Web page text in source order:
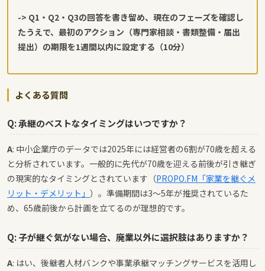
-> Q1・Q2・Q3の回答を書き留め、現在のフェーズを確認し
たうえで、最初のアクション（専門家相談・書類整備・届出
提出）の期限を1週間以内に設定する（10分）
よくある質問
Q: 承継のベストなタイミングはいつですか？
A: 中小企業庁のデータでは2025年には経営者の6割が70歳を超える
と分析されています。一般的に先代が70歳を迎える前後が引き継ぎ
の現実的なタイミングとされています（PROPO.FM「家業を継ぐメ
リット・デメリット」 ）。準備期間は3〜5年が推奨されているた
め、65歳前後から計画を立てるのが理想的です。
Q: 子が継ぐ気がない場合、廃業以外に選択肢はありますか？
A: はい、後継者人材バンクや事業承継マッチングサービスを活用し